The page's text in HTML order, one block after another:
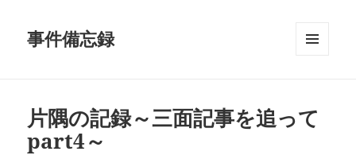
事件備忘録
片隅の記録～三面記事を追って
part4～